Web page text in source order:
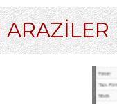
ARAZİLER